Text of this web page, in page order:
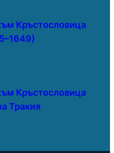
Кръстословица
Кръстословица
Тракия